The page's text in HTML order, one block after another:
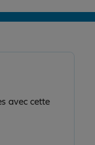
avec cette